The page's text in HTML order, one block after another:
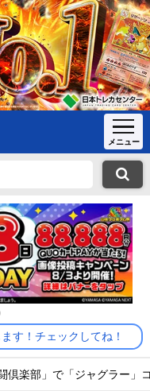
す！チェックしてね！
倶楽部」で「ジャグラー」